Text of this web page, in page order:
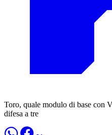
Toro, quale modulo di base con
difesa a tre